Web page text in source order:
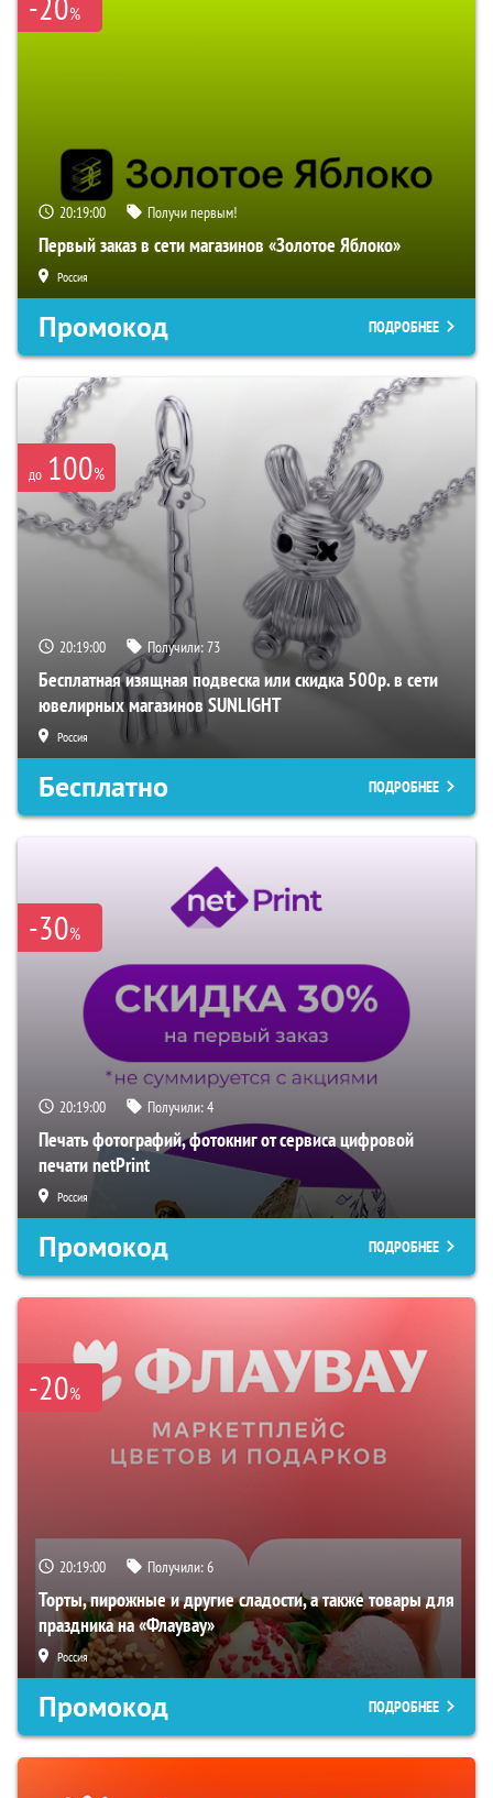
%
20:19:00 Получи первым!
Первый заказ в сети магазинов «Золотое Яблоко»
Россия
Промокод ПОДРОБНЕЕ
до 100%
20:19:00 Получили:73
Бесплатная изящная подвеска или скидка 500р. в сети
ювелирных магазинов SUNLIGHT
Россия
Бесплатно ПОДРОБНЕЕ
-30%
20:19:00 Получили:4
Печать фотографий, фотокниг от сервиса цифровой
печати netPrint
Россия
Промокод ПОДРОБНЕЕ
-20%
20:19:00 Получили:6
Торты, пирожные и другие сладости, а также товары для
праздника на «Флаувау»
Россия
Промокод ПОДРОБНЕЕ